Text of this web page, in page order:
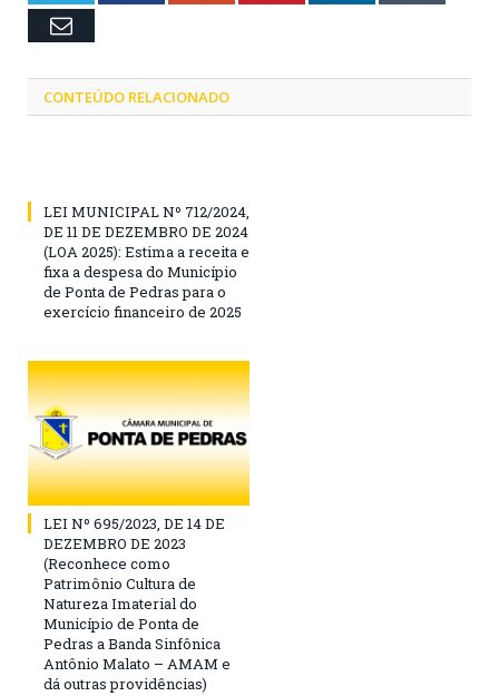
Email
CONTEÚDO RELACIONADO
LEI MUNICIPAL Nº 712/2024,
DE 11 DE DEZEMBRO DE 2024
(LOA 2025): Estima a receita e
fixa a despesa do Município
de Ponta de Pedras para o
exercício financeiro de 2025
LEI Nº 695/2023, DE 14 DE
DEZEMBRO DE 2023
(Reconhece como
Patrimônio Cultura de
Natureza Imaterial do
Município de Ponta de
Pedras a Banda Sinfônica
Antônio Malato – AMAM e
dá outras providências)